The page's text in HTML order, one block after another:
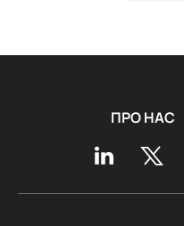
ПРО НАС